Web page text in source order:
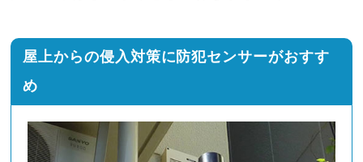
屋上からの侵入対策に防犯センサーがおすす
め